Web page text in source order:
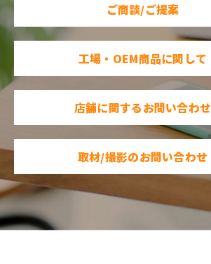
ご商談/ご提案
工場・OEM商品に関して
店舗に関するお問い合わせ
取材/撮影のお問い合わせ